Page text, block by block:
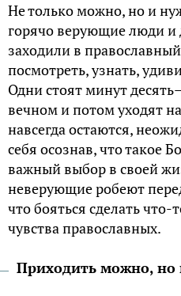
Не только можно, но и
горячо верующие люди и
заходили в
посмотреть, узнать,
Одни стоят минут
вечном и потом уходят
навсегда остаются,
себя осознав, что такое
важный выбор в своей
неверующие робеют
что бояться сделать что-
чувства православных.
Приходить можно, но